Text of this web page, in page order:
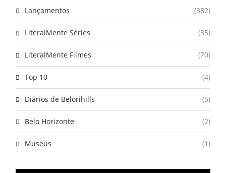
Lançamentos (382)
LiteralMente Séries (35)
LiteralMente Filmes (70)
Top 10 (4)
Diários de Belorihills (5)
Belo Horizonte (2)
Museus (1)